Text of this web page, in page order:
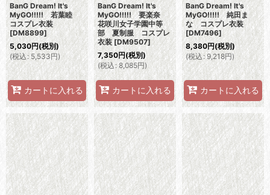
BanG Dream! It's
MyGO!!!!! 若葉睦
コスプレ衣装
[DM8899]
5,030円(税別)
(税込: 5,533円)
カートに入れる
BanG Dream! It's
MyGO!!!!! 要楽奈
花咲川女子学園中等
部 夏制服 コスプレ
衣装 [DM9507]
7,350円(税別)
(税込: 8,085円)
カートに入れる
BanG Dream! It's
MyGO!!!!! 純田ま
な コスプレ衣装
[DM7496]
8,380円(税別)
(税込: 9,218円)
カートに入れる